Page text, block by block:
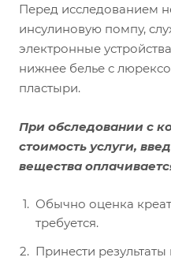
Перед исследованием
инсулиновую помпу,
электронные
нижнее белье с
пластыри.
При обследовании с
стоимость услуги,
вещества
Обычно оценка
требуется.
Принести